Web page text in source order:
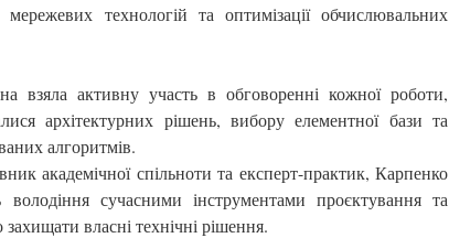
технологій та оптимізації обчислювальних
взяла активну участь в обговоренні кожної роботи,
архітектурних рішень, вибору елементної бази та
алгоритмів.
академічної спільноти та експерт-практик, Карпенко
сучасними інструментами проєктування та
захищати власні технічні рішення.